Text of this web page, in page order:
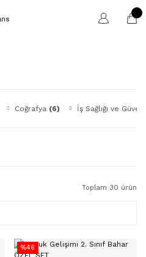
Coğrafya (6) İş Sağlığı ve
Toplam 30 ürün
%46